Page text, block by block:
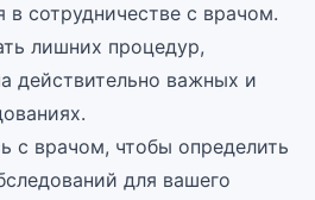
сотрудничестве с врачом.
лишних процедур,
действительно важных и
с врачом, чтобы определить
для вашего